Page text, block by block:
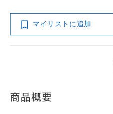
マイリストに追加
商品概要